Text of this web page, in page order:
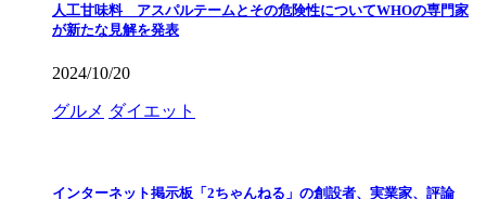
人工甘味料 アスパルテームとその危険性についてWHOの専門家
が新たな見解を発表
2024/10/20
グルメ ダイエット
インターネット掲示板「2ちゃんねる」の創設者、実業家、評論